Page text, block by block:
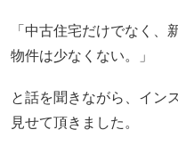
「中古住宅だけでなく、
物件は少なくない。」
と話を聞きながら、イン
見せて頂きました。